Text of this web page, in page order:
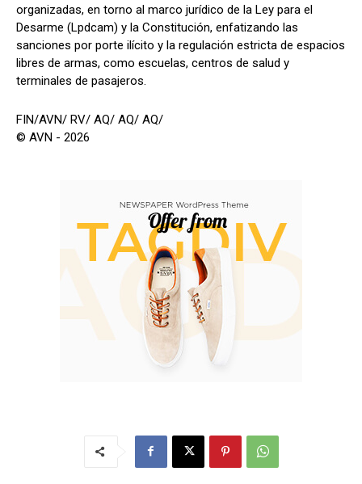
organizadas, en torno al marco jurídico de la Ley para el
Desarme (Lpdcam) y la Constitución, enfatizando las
sanciones por porte ilícito y la regulación estricta de espacios
libres de armas, como escuelas, centros de salud y
terminales de pasajeros.
FIN/AVN/ RV/ AQ/ AQ/ AQ/
© AVN - 2026